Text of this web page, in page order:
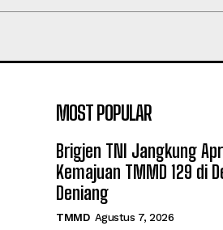
MOST POPULAR
Brigjen TNI Jangkung
Kemajuan TMMD 129 di
Deniang
TMMD Agustus 7, 2026